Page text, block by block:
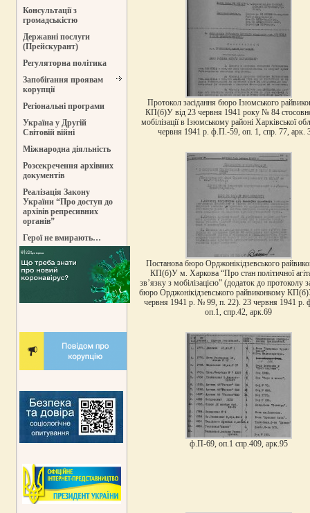
Консультації з
громадськістю
Державні послуги
(Прейскурант)
Регуляторна політика
Запобігання проявам
корупції
Регіональні програми
Україна у Другій
Світовій війні
Міжнародна діяльність
Розсекречення архівних
документів
Реалізація Закону
України “Про доступ до
архівів репресивних
органів”
Герої не вмирають…
Протокол засідання бюро Ізюмського
КП(б)У від 23 червня 1941 року № 84
мобілізації в Ізюмському районі Харківської
червня 1941 р. ф.П.-59, оп. 1, спр. 77, арк.
Постанова бюро Орджонікідзевського
КП(б)У м. Харкова “Про стан політичної
зв’язку з мобілізацією” (додаток до протоколу
бюро Орджонікідзевського райвиконкому
червня 1941 р. № 99, п. 22). 23 червня 1941 р.
оп.1, спр.42, арк.69
ф.П-69, оп.1 спр.409, арк.95